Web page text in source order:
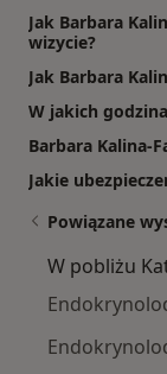
Jak Barbara
wizycie?
Jak Barbara
W jakich
Barbara Kalina-
Jakie
Powiązane
W pobliżu